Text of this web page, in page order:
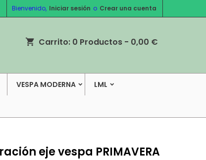
Bienvenido, Iniciar sesión o Crear una cuenta
shopping_cart Carrito: 0 Productos - 0,00 €
VESPA MODERNA LML
eje vespa PRIMAVERA